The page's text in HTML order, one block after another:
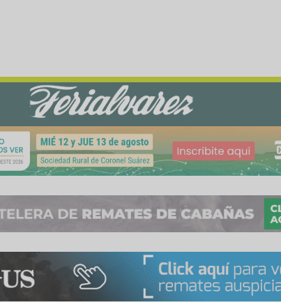
alcanzan las 2,0 M Tn, siendo, en su
el momento no se registran DJVE.
acumulan un volumen
el ritmo de ventas.
Diciembre 2022 y Septiembre 2023 unas